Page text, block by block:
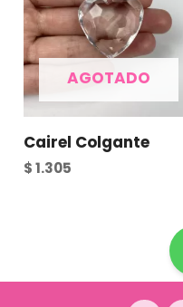
AGOTADO
Cairel Colgante
$1.305